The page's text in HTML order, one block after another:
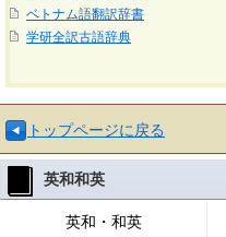
ベトナム語翻訳辞書
学研全訳古語辞典
トップページに戻る
英和和英
英和・和英